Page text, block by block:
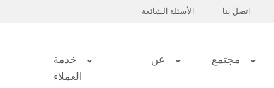
اتصل بنا الأسئلة الشائعة
مجتمع عن
خدمة
العملاء